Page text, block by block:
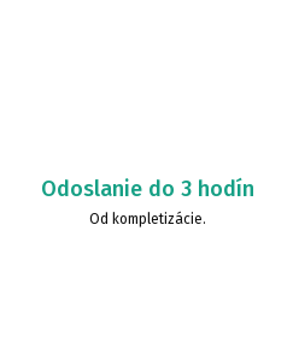
Odoslanie do 3 hodín
Od kompletizácie.